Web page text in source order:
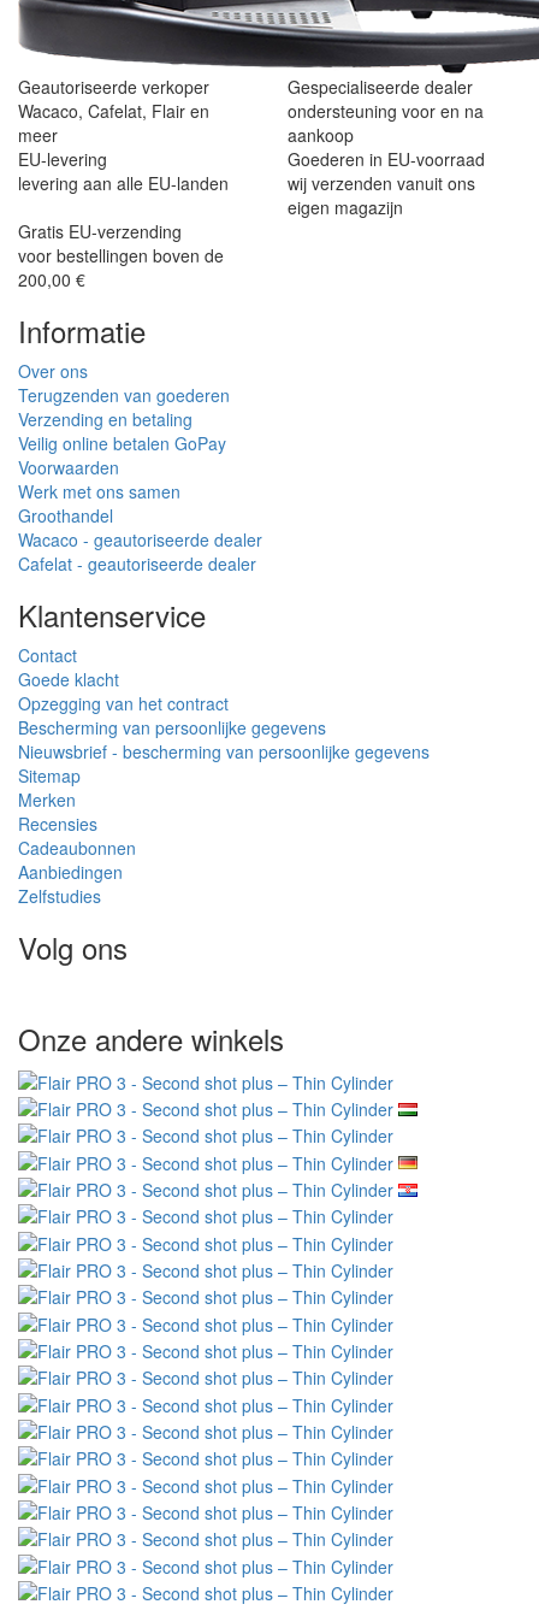
Geautoriseerde verkoper
Wacaco, Cafelat, Flair en
meer
Gespecialiseerde dealer
ondersteuning voor en na
aankoop
EU-levering
levering aan alle EU-landen
Goederen in EU-voorraad
wij verzenden vanuit ons
eigen magazijn
Gratis EU-verzending
voor bestellingen boven de
200,00 €
Informatie
Over ons
Terugzenden van goederen
Verzending en betaling
Veilig online betalen GoPay
Voorwaarden
Werk met ons samen
Groothandel
Wacaco - geautoriseerde dealer
Cafelat - geautoriseerde dealer
Klantenservice
Contact
Goede klacht
Opzegging van het contract
Bescherming van persoonlijke gegevens
Nieuwsbrief - bescherming van persoonlijke gegevens
Sitemap
Merken
Recensies
Cadeaubonnen
Aanbiedingen
Zelfstudies
Volg ons
Onze andere winkels